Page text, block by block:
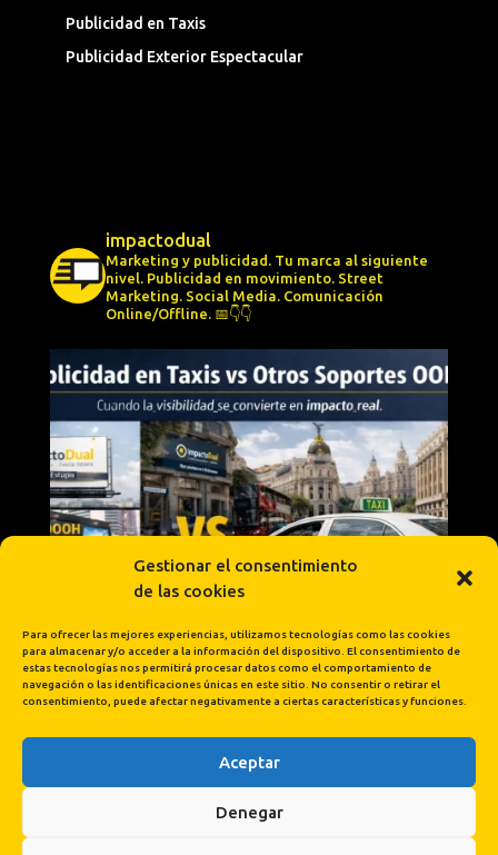
Gestionar el consentimiento
de las cookies
Para ofrecer las mejores experiencias, utilizamos tecnologías como las cookies
para almacenar y/o acceder a la información del dispositivo. El consentimiento de
estas tecnologías nos permitirá procesar datos como el comportamiento de
navegación o las identificaciones únicas en este sitio. No consentir o retirar el
consentimiento, puede afectar negativamente a ciertas características y funciones.
Aceptar
Denegar
Publicidad en Taxis
Publicidad Exterior Espectacular
impactodual
Marketing y publicidad. Tu marca al siguiente
nivel. Publicidad en movimiento. Street
Marketing. Social Media. Comunicación
Online/Offline. 📅👇👇
Cargar más... Síguenos en Instagram